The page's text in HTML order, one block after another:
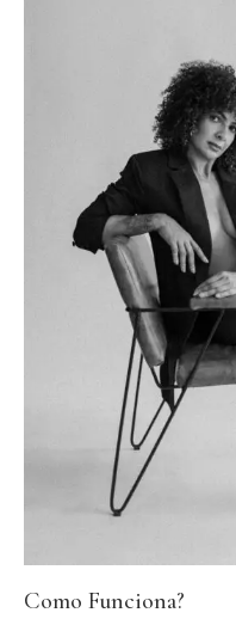
Como Funciona?